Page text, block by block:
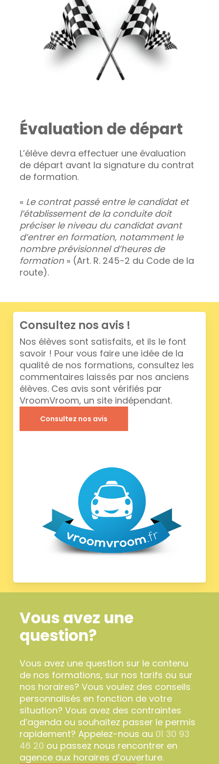
Évaluation de départ
L’élève devra effectuer une évaluation
de départ avant la signature du contrat
de formation.
« Le contrat passé entre le candidat et
l’établissement de la conduite doit
préciser le niveau du candidat avant
d’entrer en formation, notamment le
nombre prévisionnel d’heures de
formation » (Art. R. 245-2 du Code de la
route).
Consultez nos avis !
Nos élèves sont satisfaits, et ils le font
savoir ! Pour vous faire une idée de la
qualité de nos formations, consultez les
commentaires laissés par nos anciens
élèves. Ces avis sont vérifiés par
VroomVroom, un site indépendant.
Consultez nos avis
Vous avez une
question?
Vous avez une question sur le contenu
de nos formations, sur nos tarifs ou sur
nos horaires? Vous voulez des conseils
personnalisés en fonction de votre
situation? Vous avez des contraintes
d’agenda ou souhaitez passer le permis
rapidement? Appelez-nous au 01 30 93
46 20 ou passez nous rencontrer en
agence aux horaires d’ouverture.